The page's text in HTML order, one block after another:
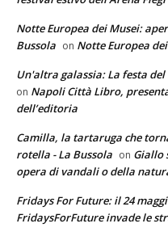
Notte Europea dei Musei:
Bussola on Notte Europea
Un'altra galassia: La festa
on Napoli Città Libro,
dell’editoria
Camilla, la tartaruga che
rotella - La Bussola on Giallo
opera di vandali o della
Fridays For Future: il 24
FridaysForFuture invade le